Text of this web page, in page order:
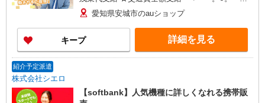
+゜・。○。・゜+゜ 入社祝い金10万円支給(規定
有) お友達を紹介頂くと, インセンティブ支給(規定
有) ★月2回払い・週払い可能（規程有）★ ゜・。
○。・゜+゜・。○。・゜+゜
愛知県安城市のauショップ
キープ 詳細を見る
紹介予定派遣
株式会社シエロ
【softbank】人気機種に詳しくなれる携帯販